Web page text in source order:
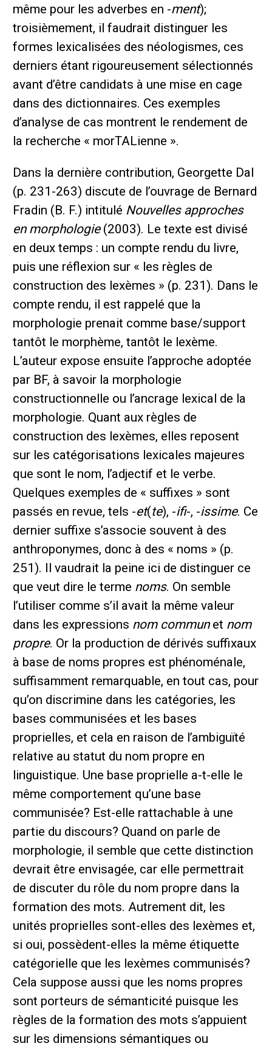
même pour les adverbes en -ment);
troisièmement, il faudrait distinguer les
formes lexicalisées des néologismes, ces
derniers étant rigoureusement sélectionnés
avant d’être candidats à une mise en cage
dans des dictionnaires. Ces exemples
d’analyse de cas montrent le rendement de
la recherche « morTALienne ».
Dans la dernière contribution, Georgette Dal
(p. 231-263) discute de l’ouvrage de Bernard
Fradin (B. F.) intitulé Nouvelles approches
en morphologie(2003). Le texte est divisé
en deux temps : un compte rendu du livre,
puis une réflexion sur « les règles de
construction des lexèmes » (p. 231). Dans le
compte rendu, il est rappelé que la
morphologie prenait comme base/support
tantôt le morphème, tantôt le lexème.
L’auteur expose ensuite l’approche adoptée
par BF, à savoir la morphologie
constructionnelle ou l’ancrage lexical de la
morphologie. Quant aux règles de
construction des lexèmes, elles reposent
sur les catégorisations lexicales majeures
que sont le nom, l’adjectif et le verbe.
Quelques exemples de « suffixes » sont
passés en revue, tels -et(te), -ifi-, -issime. Ce
dernier suffixe s’associe souvent à des
anthroponymes, donc à des « noms » (p.
251). Il vaudrait la peine ici de distinguer ce
que veut dire le terme noms. On semble
l’utiliser comme s’il avait la même valeur
dans les expressions nom communet nom
propre. Or la production de dérivés suffixaux
à base de noms propres est phénoménale,
suffisamment remarquable, en tout cas, pour
qu’on discrimine dans les catégories, les
bases communisées et les bases
proprielles, et cela en raison de l’ambiguïté
relative au statut du nom propre en
linguistique. Une base proprielle a-t-elle le
même comportement qu’une base
communisée? Est-elle rattachable à une
partie du discours? Quand on parle de
morphologie, il semble que cette distinction
devrait être envisagée, car elle permettrait
de discuter du rôle du nom propre dans la
formation des mots. Autrement dit, les
unités proprielles sont-elles des lexèmes et,
si oui, possèdent-elles la même étiquette
catégorielle que les lexèmes communisés?
Cela suppose aussi que les noms propres
sont porteurs de sémanticité puisque les
règles de la formation des mots s’appuient
sur les dimensions sémantiques ou